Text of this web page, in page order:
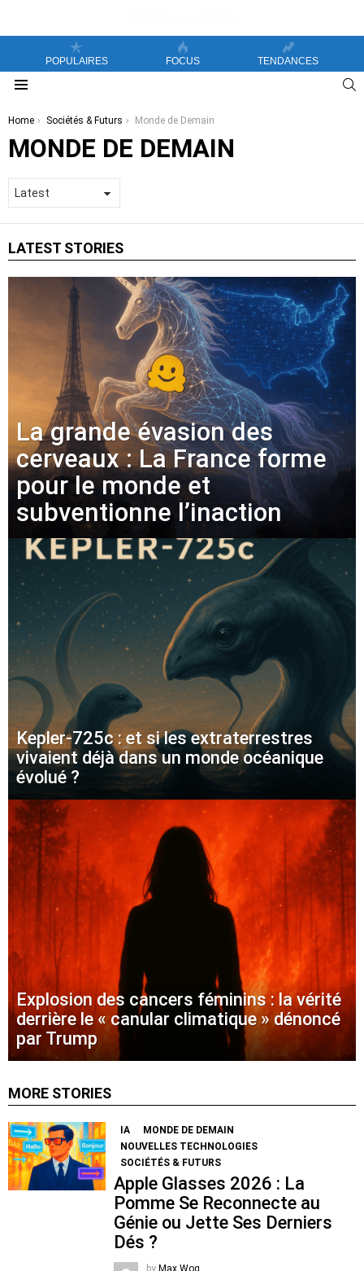
POPULAIRES FOCUS TENDANCES
You are here:
Home Sociétés & Futurs Monde de Demain
MONDE DE DEMAIN
LATEST STORIES
La grande évasion des
cerveaux : La France forme
pour le monde et
subventionne l’inaction
Kepler-725c : et si les extraterrestres
vivaient déjà dans un monde océanique
évolué ?
Explosion des cancers féminins : la vérité
derrière le « canular climatique » dénoncé
par Trump
MORE STORIES
IA
MONDE DE DEMAIN
NOUVELLES TECHNOLOGIES
SOCIÉTÉS & FUTURS
Apple Glasses 2026 : La
Pomme Se Reconnecte au
Génie ou Jette Ses Derniers
Dés ?